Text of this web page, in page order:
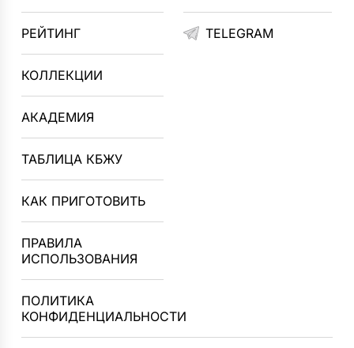
РЕЙТИНГ
КОЛЛЕКЦИИ
АКАДЕМИЯ
ТАБЛИЦА КБЖУ
КАК ПРИГОТОВИТЬ
ПРАВИЛА
ИСПОЛЬЗОВАНИЯ
ПОЛИТИКА
КОНФИДЕНЦИАЛЬНОСТИ
TELEGRAM